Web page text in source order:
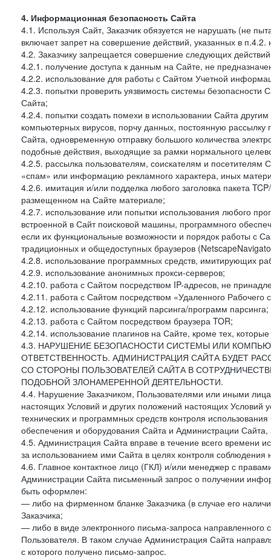
4. Информационная безопасность Сайта
4.1. Используя Сайт, Заказчик обязуется не нарушать (не
включает запрет на совершение действий, указанных в
4.2. Заказчику запрещается совершение следующих
4.2.1. получение доступа к данным на Сайте, не
4.2.2. использование для работы с Сайтом Учетной
4.2.3. попытки проверить уязвимость системы
Сайта;
4.2.4. попытки создать помехи в использовании Сайта
компьютерных вирусов, порчу данных, постоянную
Сайта, одновременную отправку большого количества
подобные действия, выходящие за рамки нормального
4.2.5. рассылка пользователям, соискателям и
«спам» или информацию рекламного характера, иных
4.2.6. имитация и/или подделка любого заголовка пакета
размещенном на Сайте материале;
4.2.7. использование или попытки использования любого
встроенной в Сайт поисковой машины, программного
если их функциональные возможности и порядок работы с
традиционных и общедоступных браузеров
4.2.8. использование программных средств, имитирующих
4.2.9. использование анонимных прокси-серверов;
4.2.10. работа с Сайтом посредством IP-адресов, не
4.2.11. работа с Сайтом посредством «Удаленного Рабочего
4.2.12. использование функций парсинга/программ парсинга;
4.2.13. работа с Сайтом посредством браузера TOR;
4.2.14. использование плагинов на Сайте, кроме тех,
4.3. НАРУШЕНИЕ БЕЗОПАСНОСТИ СИСТЕМЫ ИЛИ
ОТВЕТСТВЕННОСТЬ. АДМИНИСТРАЦИЯ САЙТА БУДЕТ
СО СТОРОНЫ ПОЛЬЗОВАТЕЛЕЙ САЙТА В
ПОДОБНОЙ ЗЛОНАМЕРЕННОЙ ДЕЯТЕЛЬНОСТИ.
4.4. Нарушение Заказчиком, Пользователями или иными
настоящих Условий и других положений настоящих Условий
технических и программных средств контроля
обеспечения и оборудования Сайта и Администрации
4.5. Администрация Сайта вправе в течение всего времени
за использованием ими Сайта в целях контроля
4.6. Главное контактное лицо (ГКЛ) и/или менеджер с
Администрации Сайта письменный запрос о получении
быть оформлен:
— либо на фирменном бланке Заказчика (в случае его
Заказчика;
— либо в виде электронного письма-запроса направленного
Пользователя. В таком случае Администрация Сайта
с которого получено письмо-запрос.